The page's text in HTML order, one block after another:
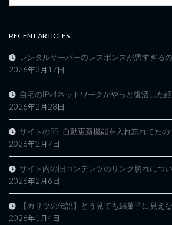
RECENT ARTICLES
レンタルサーバーのレスポンスが悪すぎる
2026年3月17日
自宅のIPv4ネットワークがやっと復活した話
2026年2月28日
サイトのSSL自動更新機能を入れ忘れてたの
2026年2月7日
サイト内の旧コンテンツのリンク切れにつ
2026年2月6日
【カリツの伝説】どう見ても綿菓子に見え
2026年1月4日